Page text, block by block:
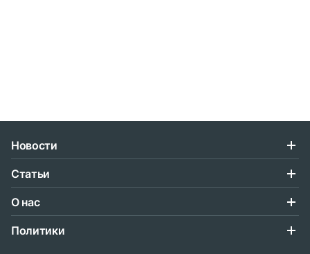
Новости
Статьи
О нас
Политики